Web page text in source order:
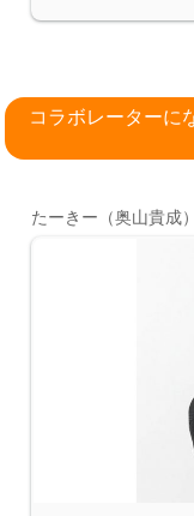
コラボレーターに
たーきー（奥山貴成